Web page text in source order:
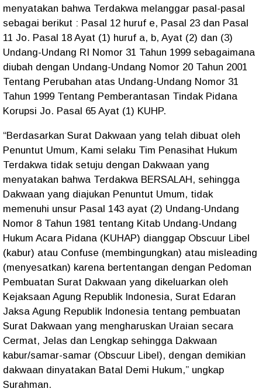
menyatakan bahwa Terdakwa melanggar pasal-pasal
sebagai berikut : Pasal 12 huruf e, Pasal 23 dan Pasal
11 Jo. Pasal 18 Ayat (1) huruf a, b, Ayat (2) dan (3)
Undang-Undang RI Nomor 31 Tahun 1999 sebagaimana
diubah dengan Undang-Undang Nomor 20 Tahun 2001
Tentang Perubahan atas Undang-Undang Nomor 31
Tahun 1999 Tentang Pemberantasan Tindak Pidana
Korupsi Jo. Pasal 65 Ayat (1) KUHP.
“Berdasarkan Surat Dakwaan yang telah dibuat oleh
Penuntut Umum, Kami selaku Tim Penasihat Hukum
Terdakwa tidak setuju dengan Dakwaan yang
menyatakan bahwa Terdakwa BERSALAH, sehingga
Dakwaan yang diajukan Penuntut Umum, tidak
memenuhi unsur Pasal 143 ayat (2) Undang-Undang
Nomor 8 Tahun 1981 tentang Kitab Undang-Undang
Hukum Acara Pidana (KUHAP) dianggap Obscuur Libel
(kabur) atau Confuse (membingungkan) atau misleading
(menyesatkan) karena bertentangan dengan Pedoman
Pembuatan Surat Dakwaan yang dikeluarkan oleh
Kejaksaan Agung Republik Indonesia, Surat Edaran
Jaksa Agung Republik Indonesia tentang pembuatan
Surat Dakwaan yang mengharuskan Uraian secara
Cermat, Jelas dan Lengkap sehingga Dakwaan
kabur/samar-samar (Obscuur Libel), dengan demikian
dakwaan dinyatakan Batal Demi Hukum,” ungkap
Surahman.